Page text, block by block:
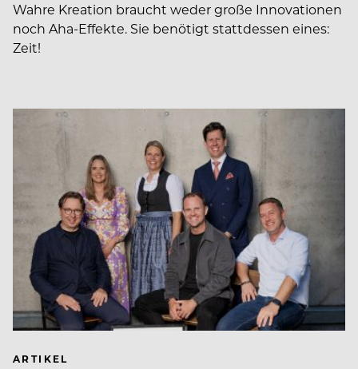
Wahre Kreation braucht weder große Innovationen
noch Aha-Effekte. Sie benötigt stattdessen eines:
Zeit!
ARTIKEL